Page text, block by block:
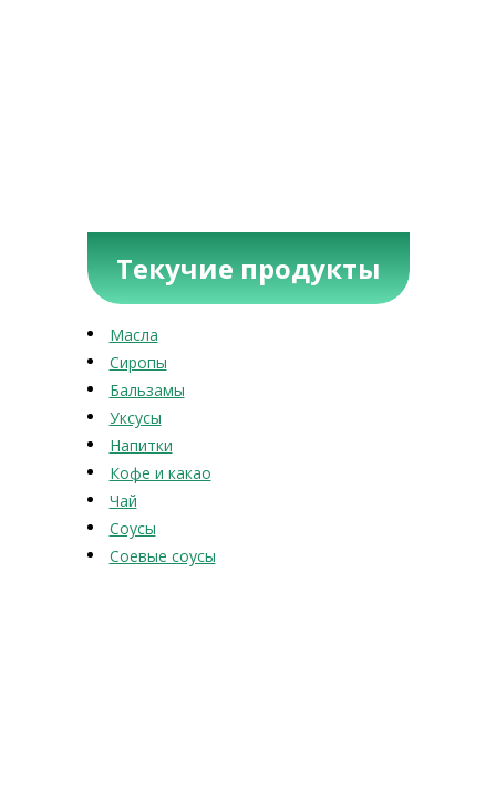
Текучие продукты
Масла
Сиропы
Бальзамы
Уксусы
Напитки
Кофе и какао
Чай
Соусы
Соевые соусы